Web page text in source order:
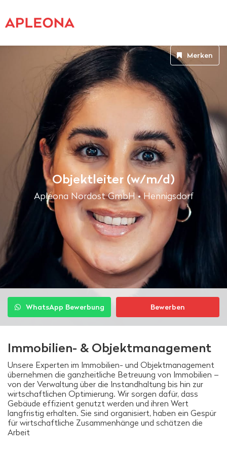
Objektleiter (w/m/d)
Apleona Nordost GmbH • Hennigsdorf
Merken
WhatsApp Bewerbung Bewerben
Immobilien- & Objektmanagement
Unsere Experten im Immobilien- und Objektmanagement
übernehmen die ganzheitliche Betreuung von Immobilien –
von der Verwaltung über die Instandhaltung bis hin zur
wirtschaftlichen Optimierung. Wir sorgen dafür, dass
Gebäude effizient genutzt werden und ihren Wert
langfristig erhalten. Sie sind organisiert, haben ein Gespür
für wirtschaftliche Zusammenhänge und schätzen die
Arbeit